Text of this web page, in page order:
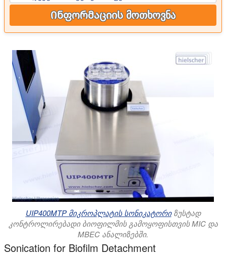
Ინფორმაციის მოთხოვნა
UIP400MTP მიკროპლატის სონიკატორიზუსტად
კონტროლირებადი ბიოფილმის გამოყოფისთვის MIC და
MBEC ანალიზებში.
Sonication for Biofilm Detachment